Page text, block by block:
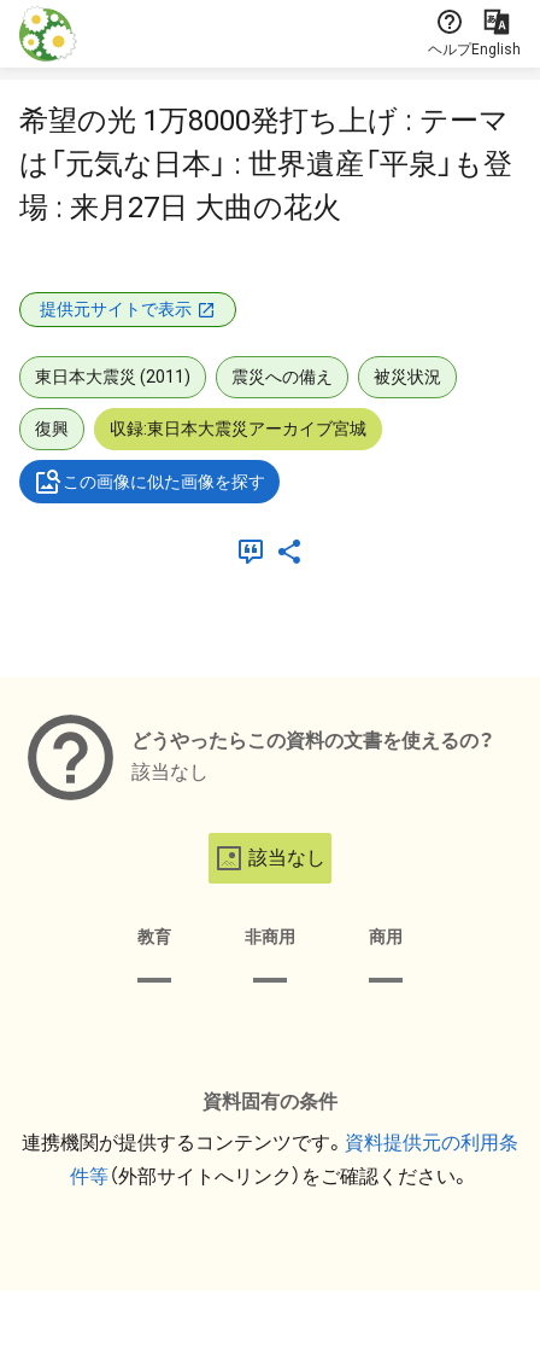
本文に飛ぶ
ヘルプEnglish
希望の光 1万8000発打ち上げ : テーマ
は「元気な日本」 : 世界遺産「平泉」も登
場 : 来月27日 大曲の花火
提供元サイトで表示
東日本大震災 (2011) 震災への備え 被災状況
復興 収録:東日本大震災アーカイブ宮城
この画像に似た画像を探す
どうやったらこの資料の文書を使えるの？
該当なし
該当なし
教育 非商用 商用
資料固有の条件
連携機関が提供するコンテンツです。 資料提供元の利用条
件等（外部サイトへリンク）をご確認ください。